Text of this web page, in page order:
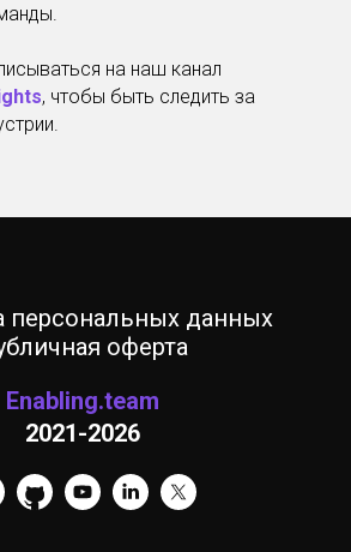
на наш канал
, чтобы быть следить за
персональных данных
оферта
Enabling.team
2021-2026